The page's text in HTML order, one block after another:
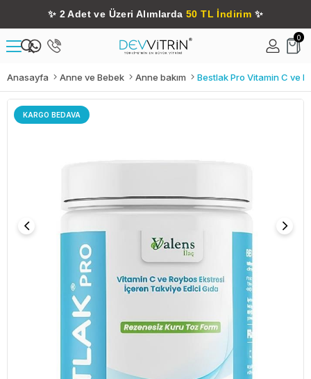
✨ 2 Adet ve Üzeri Alımlarda 50 TL İndirim ✨
0
Anasayfa Anne ve Bebek Anne bakım Bestlak Pro Vitamin C ve
KARGO BEDAVA